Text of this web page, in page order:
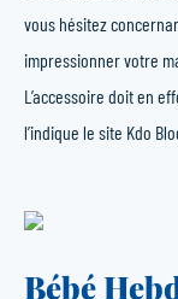
vous hésitez
impressionner votre
L’accessoire doit en
l’indique le site Kdo
Bébé